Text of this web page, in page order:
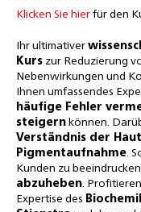
Klicken Sie hier für den
Ihr ultimativer
Kurs zur Reduzierung
Nebenwirkungen und
Ihnen umfassendes
häufige Fehler
steigern können.
Verständnis der
Pigmentaufnahme.
Kunden zu
abzuheben.
Expertise des